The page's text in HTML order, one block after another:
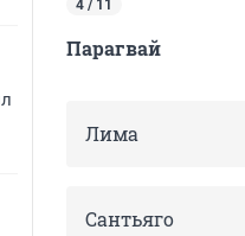
4 / 11
Парагвай
Лима
Сантьяго